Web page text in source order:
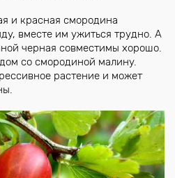
и красная смородина
вместе им ужиться трудно. А
черная совместимы хорошо.
со смородиной малину.
растение и может